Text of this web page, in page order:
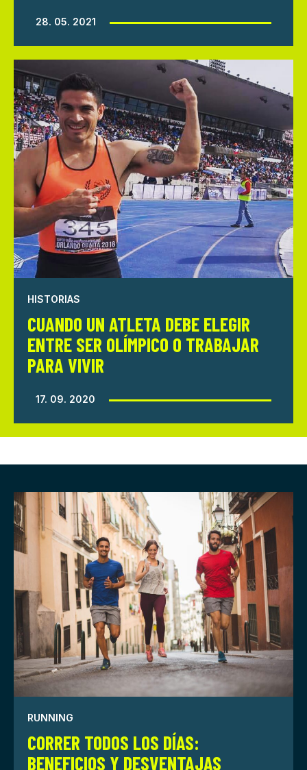
28. 05. 2021
HISTORIAS
CUANDO UN ATLETA DEBE ELEGIR
ENTRE SER OLÍMPICO O TRABAJAR
PARA VIVIR
17. 09. 2020
RUNNING
CORRER TODOS LOS DÍAS:
BENEFICIOS Y DESVENTAJAS